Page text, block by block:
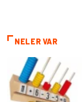
NELER VAR